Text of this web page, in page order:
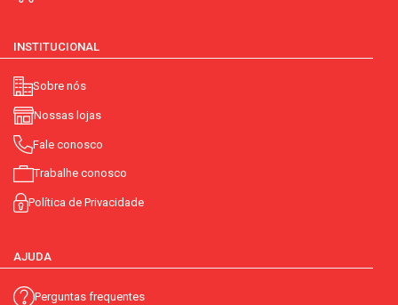
INSTITUCIONAL
Sobre nós
Nossas lojas
Fale conosco
Trabalhe conosco
Política de Privacidade
AJUDA
Perguntas frequentes